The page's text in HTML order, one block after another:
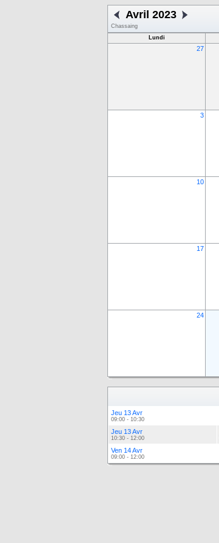
Avril 2023
Chassaing
Lundi
27
3
10
17
24
Jeu 13 Avr
09:00 - 10:30
Jeu 13 Avr
10:30 - 12:00
Ven 14 Avr
09:00 - 12:00